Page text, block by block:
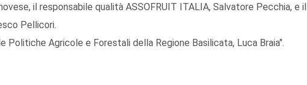
il responsabile qualità ASSOFRUIT ITALIA, Salvatore Pecchia, e il
Pellicori.
Politiche Agricole e Forestali della Regione Basilicata, Luca Braia".